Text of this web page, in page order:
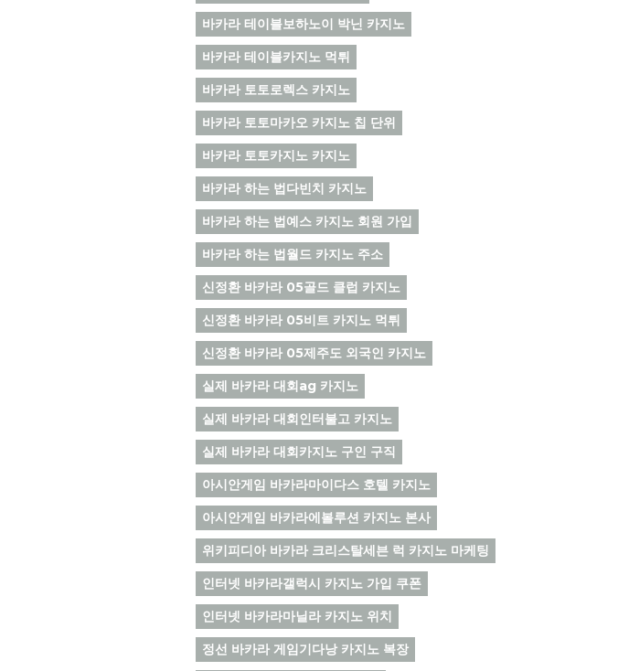
바카라 테이블보하노이 박닌 카지노
바카라 테이블카지노 먹튀
바카라 토토로렉스 카지노
바카라 토토마카오 카지노 칩 단위
바카라 토토카지노 카지노
바카라 하는 법다빈치 카지노
바카라 하는 법예스 카지노 회원 가입
바카라 하는 법월드 카지노 주소
신정환 바카라 05골드 클럽 카지노
신정환 바카라 05비트 카지노 먹튀
신정환 바카라 05제주도 외국인 카지노
실제 바카라 대회ag 카지노
실제 바카라 대회인터불고 카지노
실제 바카라 대회카지노 구인 구직
아시안게임 바카라마이다스 호텔 카지노
아시안게임 바카라에볼루션 카지노 본사
위키피디아 바카라 크리스탈세븐 럭 카지노 마케팅
인터넷 바카라갤럭시 카지노 가입 쿠폰
인터넷 바카라마닐라 카지노 위치
정선 바카라 게임기다낭 카지노 복장